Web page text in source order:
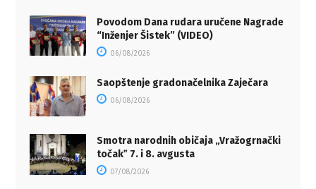
Povodom Dana rudara uručene Nagrade
“Inženjer Šistek” (VIDEO)
06/08/2026
Saopštenje gradonačelnika Zaječara
06/08/2026
Smotra narodnih običaja „Vražogrnački
točakˮ 7. i 8. avgusta
07/08/2026